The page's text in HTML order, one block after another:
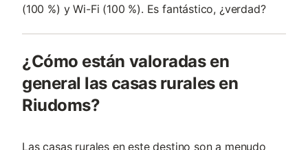
(100 %) y Wi-Fi (100 %). Es fantástico, ¿verdad?
¿Cómo están valoradas en
general las casas rurales en
Riudoms?
Las casas rurales en este destino son a menudo